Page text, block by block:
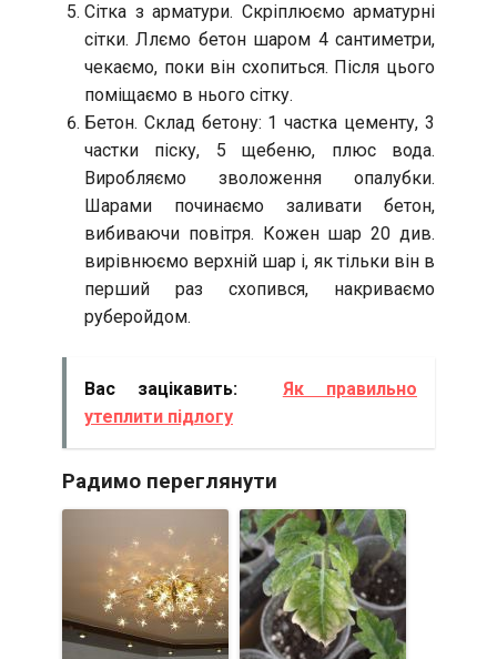
Сітка з арматури. Скріплюємо арматурні
сітки. Ллємо бетон шаром 4 сантиметри,
чекаємо, поки він схопиться. Після цього
поміщаємо в нього сітку.
Бетон. Склад бетону: 1 частка цементу, 3
частки піску, 5 щебеню, плюс вода.
Виробляємо зволоження опалубки.
Шарами починаємо заливати бетон,
вибиваючи повітря. Кожен шар 20 див.
вирівнюємо верхній шар і, як тільки він в
перший раз схопився, накриваємо
руберойдом.
Вас зацікавить:
Як правильно
утеплити підлогу
Радимо переглянути